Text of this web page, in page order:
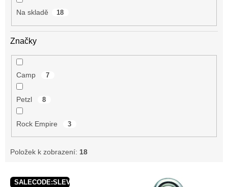
Na skladě 18
Značky
Camp 7
Petzl 8
Rock Empire 3
Položek k zobrazení: 18
V SALECODE:SLEVAX5:5:%